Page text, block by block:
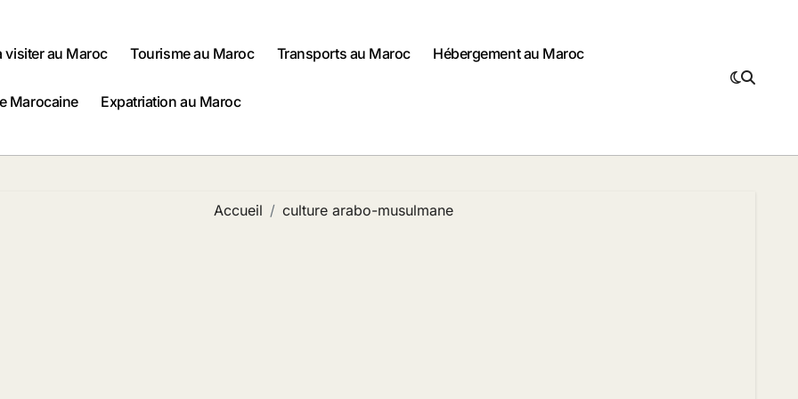
visiter au Maroc Tourisme au Maroc Transports au Maroc Hébergement au Maroc
Marocaine Expatriation au Maroc
Accueil culture arabo-musulmane